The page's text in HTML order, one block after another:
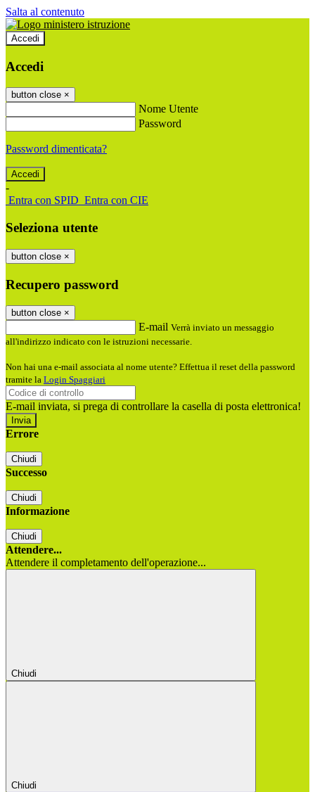
Salta al contenuto
Accedi
Accedi
button close ×
Nome Utente
Password
Password dimenticata?
-
Entra con SPID Entra con CIE
Seleziona utente
button close ×
Recupero password
button close ×
E-mail Verrà inviato un messaggio
all'indirizzo indicato con le istruzioni necessarie.
Non hai una e-mail associata al nome utente? Effettua il reset della password
tramite la Login Spaggiari
E-mail inviata, si prega di controllare la casella di posta elettronica!
Errore
Chiudi
Successo
Chiudi
Informazione
Chiudi
Attendere...
Attendere il completamento dell'operazione...
Chiudi
Chiudi